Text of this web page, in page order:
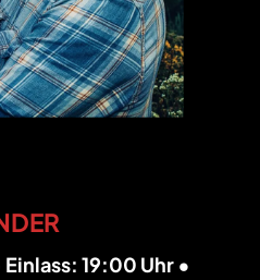
19:00 Uhr •